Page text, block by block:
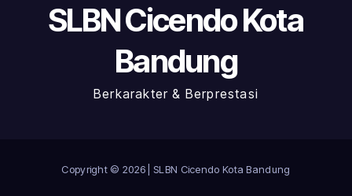
SLBN Cicendo Kota
Bandung
Berkarakter & Berprestasi
Copyright © 2026 | SLBN Cicendo Kota Bandung